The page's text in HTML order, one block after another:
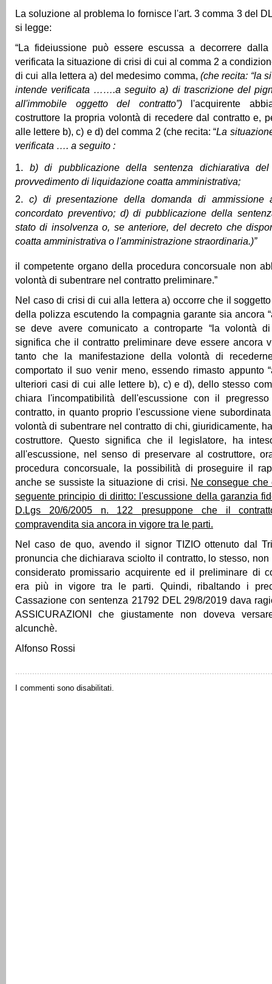
La soluzione al problema lo fornisce l'art. 3 comma 3 del
si legge:
“La fideiussione può essere escussa a decorrere
verificata la situazione di crisi di cui al comma 2 a
di cui alla lettera a) del medesimo comma, (che recita: “la
intende verificata …….a seguito a) di trascrizione del
all'immobile oggetto del contratto”) l'acquirente
costruttore la propria volontà di recedere dal contratto e,
alle lettere b), c) e d) del comma 2 (che recita: “La
verificata …. a seguito :
b) di pubblicazione della sentenza dichiarativa
provvedimento di liquidazione coatta amministrativa;
c) di presentazione della domanda di ammissione
concordato preventivo; d) di pubblicazione della
stato di insolvenza o, se anteriore, del decreto che
coatta amministrativa o l'amministrazione straordinaria.)”
il competente organo della procedura concorsuale non
volontà di subentrare nel contratto preliminare.”
Nel caso di crisi di cui alla lettera a) occorre che il
della polizza escutendo la compagnia garante sia ancora
se deve avere comunicato a controparte “la volontà
significa che il contratto preliminare deve essere ancora
tanto che la manifestazione della volontà di
comportato il suo venir meno, essendo rimasto appunto
ulteriori casi di cui alle lettere b), c) e d), dello stesso
chiara l'incompatibilità dell'escussione con il
contratto, in quanto proprio l'escussione viene
volontà di subentrare nel contratto di chi, giuridicamente,
costruttore. Questo significa che il legislatore, ha
all'escussione, nel senso di preservare al costruttore,
procedura concorsuale, la possibilità di proseguire il
anche se sussiste la situazione di crisi. Ne consegue
seguente principio di diritto: l'escussione della garanzia
D.Lgs 20/6/2005 n. 122 presuppone che il
compravendita sia ancora in vigore tra le parti.
Nel caso de quo, avendo il signor TIZIO ottenuto dal
pronuncia che dichiarava sciolto il contratto, lo stesso,
considerato promissario acquirente ed il preliminare di
era più in vigore tra le parti. Quindi, ribaltando i
Cassazione con sentenza 21792 DEL 29/8/2019 dava
ASSICURAZIONI che giustamente non doveva
alcunchè.
Alfonso Rossi
I commenti sono disabilitati.